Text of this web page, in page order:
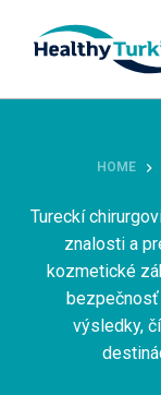
p
o
HOME
Tureckí
znalosti a
kozmetické
výsledky,